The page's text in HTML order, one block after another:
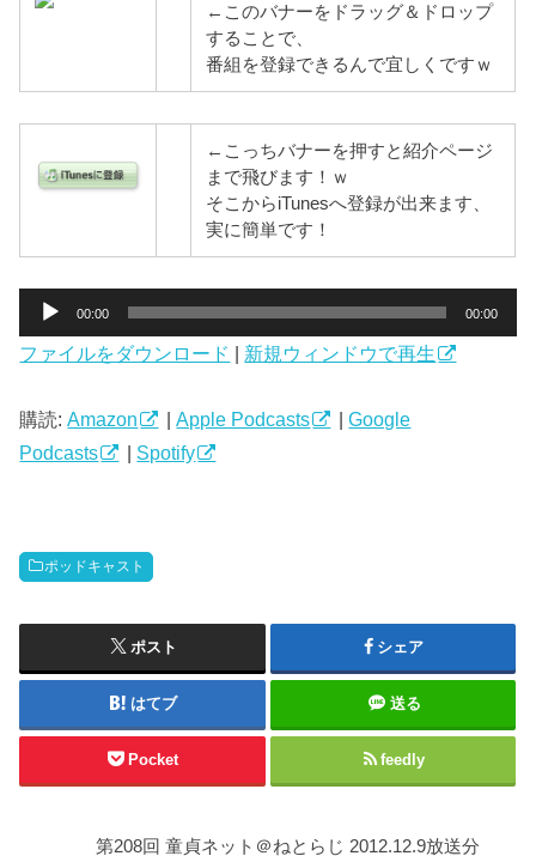
←このバナーをドラッグ＆ドロップ
することで、
番組を登録できるんで宜しくですｗ
←こっちバナーを押すと紹介ページ
まで飛びます！ｗ
そこからiTunesへ登録が出来ます、
実に簡単です！
プ
ー
ヤ
00:00 00:00
ファイルをダウンロード 新規ウィンドウで再生
購読:Amazon |Apple Podcasts |Google
Podcasts
| Spotify
ポッドキャスト
ポスト シェア
はてブ 送る
Pocket feedly
第208回 童貞ネット＠ねとらじ 2012.12.9放送分